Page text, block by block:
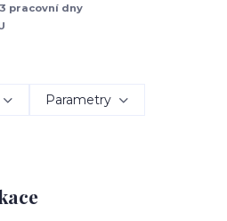
pracovní dny
Parametry